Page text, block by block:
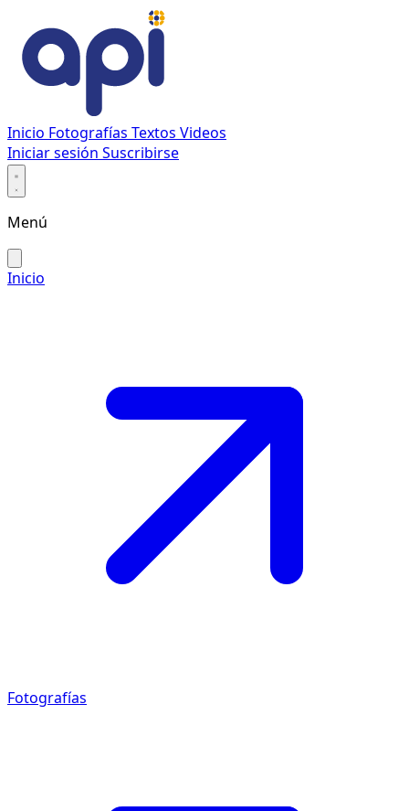
Inicio Fotografías Textos Videos
Iniciar sesión Suscribirse
Menú
Inicio
Fotografías